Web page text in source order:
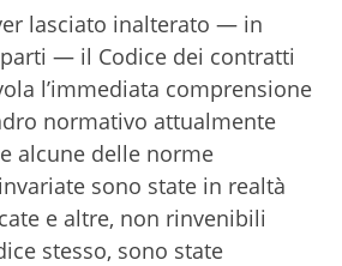
lasciato inalterato — in
— il Codice dei contratti
l’immediata comprensione
normativo attualmente
alcune delle norme
sono state in realtà
e altre, non rinvenibili
stesso, sono state